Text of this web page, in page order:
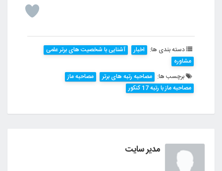
دسته بندی ها: اخبار
آشنایی با شخصیت های برتر علمی
مشاوره
برچسب ها: مصاحبه رتبه های برتر
مصاحبه ماز
مصاحبه ماز با رتبه 17 کنکور
مدیر سایت